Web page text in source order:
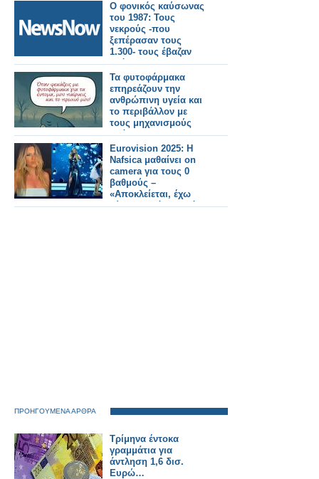
Ο φονικός καύσωνας
του 1987: Τους
νεκρούς -που
ξεπέρασαν τους
1.300- τους έβαζαν
ακόμα και σε
βαγόνια–ψυγεία του
ΟΣΕ!
Τα φυτοφάρμακα
επηρεάζουν την
ανθρώπινη υγεία και
το περιβάλλον με
τους μηχανισμούς
δράσης τους και
αποτελούν κίνδυνο
για τους επικονιαστές
Eurovision 2025: Η
Nafsica μαθαίνει on
camera για τους 0
βαθμούς –
«Αποκλείεται, έχω
σίγουρα πάνω από 20
ΠΡΟΗΓΟΥΜΕΝΑ ΑΡΘΡΑ
Τρίμηνα έντοκα
γραμμάτια για
άντληση 1,6 δισ.
Ευρώ…